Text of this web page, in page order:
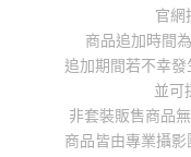
官網
商品追加時間
追加期間若不幸
並可
非套裝販售商品
商品皆由專業攝